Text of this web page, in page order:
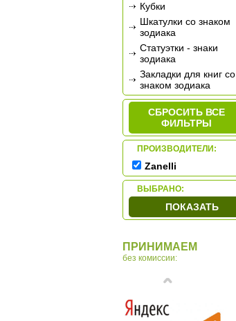
Новогодние
украшения
Подарочные
сертификаты
Кубки
Шкатулки со знаком
зодиака
Статуэтки - знаки
зодиака
Закладки для книг со
знаком зодиака
СБРОСИТЬ ВСЕ
ФИЛЬТРЫ
ПРОИЗВОДИТЕЛИ:
Zanelli
ВЫБРАНО:
ПОКАЗАТЬ
ПРИНИМАЕМ
без комиссии: